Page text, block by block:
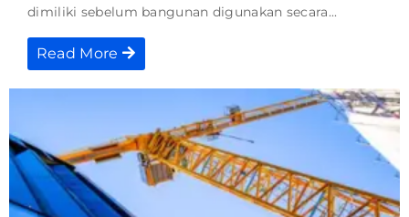
dimiliki sebelum bangunan digunakan secara...
Read More